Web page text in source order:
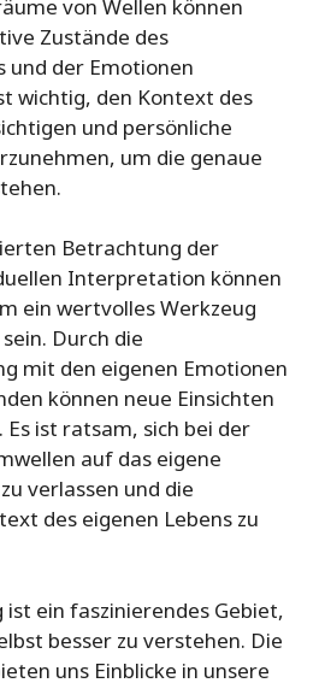
von Wellen können
Zustände des
und der Emotionen
wichtig, den Kontext des
und persönliche
um die genaue
Betrachtung der
Interpretation können
ein wertvolles Werkzeug
Durch die
mit den eigenen Emotionen
können neue Einsichten
ist ratsam, sich bei der
auf das eigene
verlassen und die
des eigenen Lebens zu
ein faszinierendes Gebiet,
besser zu verstehen. Die
uns Einblicke in unsere